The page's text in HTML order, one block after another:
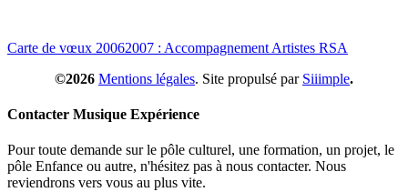
Carte de vœux 20062007 : Accompagnement Artistes RSA
©2026 Mentions légales. Site propulsé par Siiimple.
Contacter Musique Expérience
Pour toute demande sur le pôle culturel, une formation, un projet, le
pôle Enfance ou autre, n'hésitez pas à nous contacter. Nous
reviendrons vers vous au plus vite.